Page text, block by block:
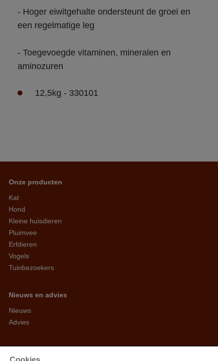
- Hoger eiwitgehalte ondersteunt de groei en
- Toegevoegde vitaminen, mineralen en
aminozuren
12,5kg - 330101
Onze producten
Kat
Hond
Kleine huisdieren
Pluimvee
Erfdieren
Vogels
Tuinbezoekers
Nieuws en advies
Nieuws
Advies